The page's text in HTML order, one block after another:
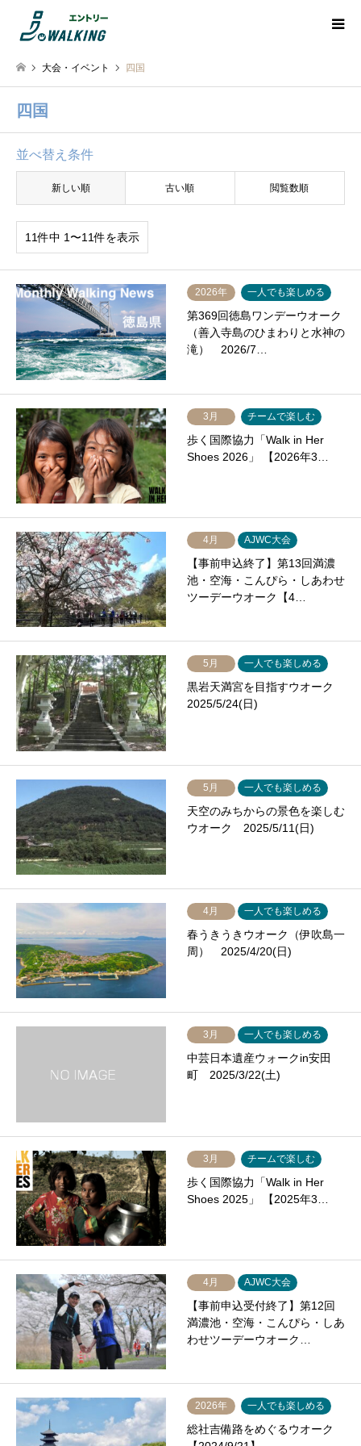
大会・イベント 四国
四国
並べ替え条件
新しい順 古い順 閲覧数順
11件中 1〜11件を表示
2026年 一人でも楽しめる
第369回徳島ワンデーウオーク
（善入寺島のひまわりと水神の
滝） 2026/7…
3月 チームで楽しむ
歩く国際協力「Walk in Her
Shoes 2026」 【2026年3…
4月 AJWC大会
【事前申込終了】第13回満濃
池・空海・こんぴら・しあわせ
ツーデーウオーク【4…
5月 一人でも楽しめる
黒岩天満宮を目指すウオーク
2025/5/24(日)
5月 一人でも楽しめる
天空のみちからの景色を楽しむ
ウオーク 2025/5/11(日)
4月 一人でも楽しめる
春うきうきウオーク（伊吹島一
周） 2025/4/20(日)
3月 一人でも楽しめる
中芸日本遺産ウォークin安田
町 2025/3/22(土)
3月 チームで楽しむ
歩く国際協力「Walk in Her
Shoes 2025」 【2025年3…
4月 AJWC大会
【事前申込受付終了】第12回
満濃池・空海・こんぴら・しあ
わせツーデーウオーク…
2026年 一人でも楽しめる
総社吉備路をめぐるウオーク